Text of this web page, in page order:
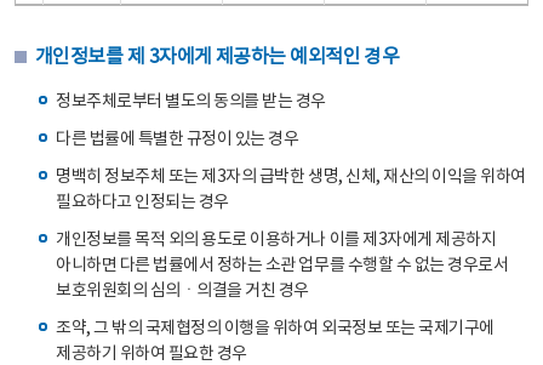
개인정보를 제 3자에게 제공하는 예외적인 경우
정보주체로부터 별도의 동의를 받는 경우
다른 법률에 특별한 규정이 있는 경우
명백히 정보주체 또는 제3자의 급박한 생명, 신체, 재산의 이익을 위하여
필요하다고 인정되는 경우
개인정보를 목적 외의 용도로 이용하거나 이를 제3자에게 제공하지
아니하면 다른 법률에서 정하는 소관 업무를 수행할 수 없는 경우로서
보호위원회의 심의ㆍ의결을 거친 경우
조약, 그 밖의 국제협정의 이행을 위하여 외국정보 또는 국제기구에
제공하기 위하여 필요한 경우